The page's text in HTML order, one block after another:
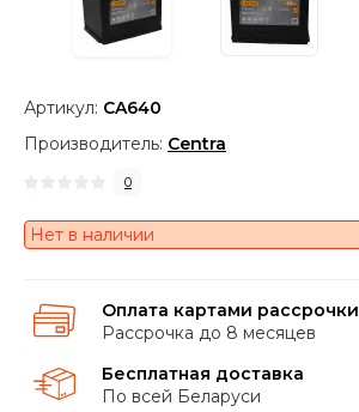
Артикул: CA640
Производитель: Centra
0
Нет в наличии
Оплата картами рассрочки
Рассрочка до 8 месяцев
Бесплатная доставка
По всей Беларуси